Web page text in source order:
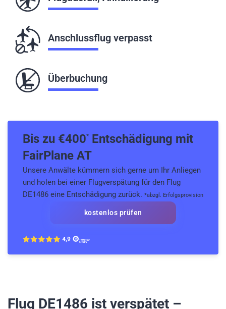
Anschlussflug verpasst
Überbuchung
Bis zu €400*Entschädigung mit
FairPlane AT
Unsere Anwälte kümmern sich gerne um Ihr Anliegen
und holen bei einer Flugverspätung für den Flug
DE1486 eine Entschädigung zurück. *abzgl. Erfolgsprovision
kostenlos prüfen
Flug DE1486 ist verspätet –